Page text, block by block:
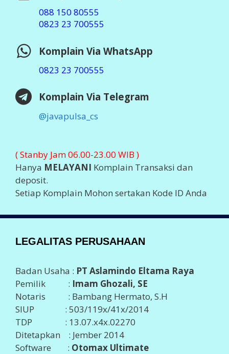
088 150 80555
0823 23 700555
Komplain Via WhatsApp
0823 23 700555
Komplain Via Telegram
@javapulsa_cs
( Stanby Jam 06.00-23.00 WIB )
Hanya MELAYANI Komplain Transaksi dan
deposit.
Setiap Komplain Mohon sertakan Kode ID Anda
LEGALITAS PERUSAHAAN
Badan Usaha : PT Aslamindo Eltama Raya
Pemilik : Imam Ghozali, SE
Notaris : Bambang Hermato, S.H
SIUP : 503/119x/41x/2014
TDP : 13.07.x4x.02270
Ditetapkan : Jember 2014
Software : Otomax Ultimate